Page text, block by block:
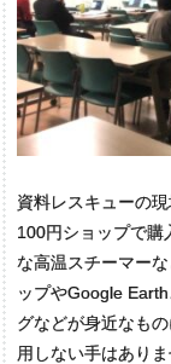
資料レスキューの
100円ショップで購
な高温スチーマー
ップやGoogle
グなどが身近なも
用しない手はあり